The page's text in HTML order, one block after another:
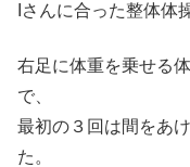
Iさんに合った整体体
右足に体重を乗せる
で、
最初の３回は間をあ
た。